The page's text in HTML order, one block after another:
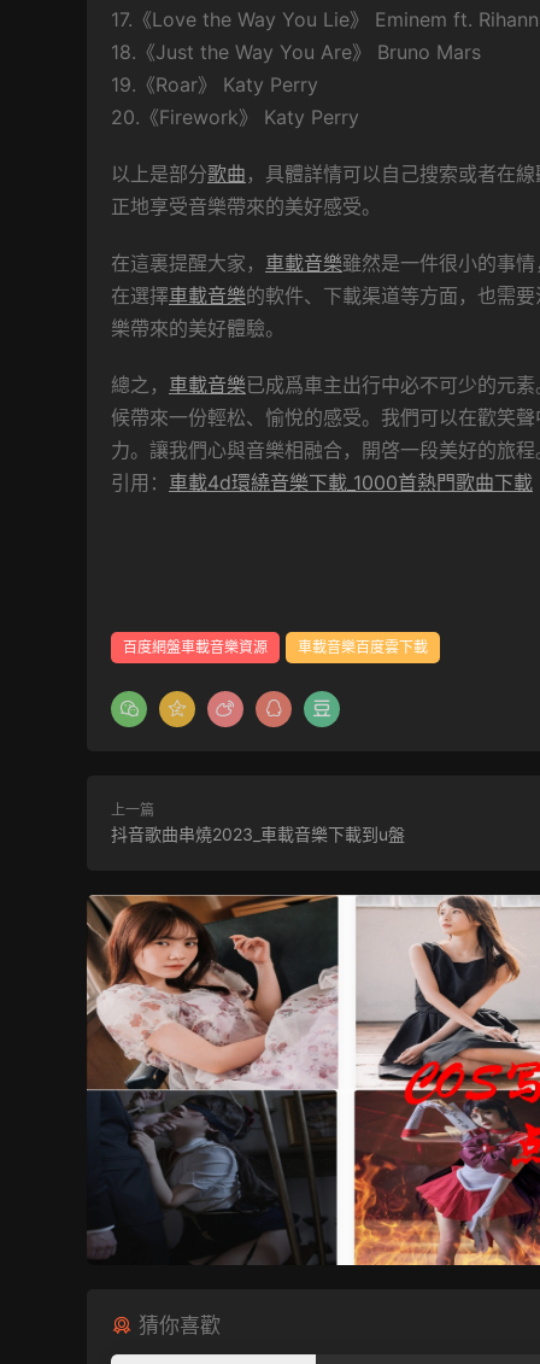
17.《Love the Way You Lie》 Eminem ft.
18.《Just the Way You Are》 Bruno Mars
19.《Roar》 Katy Perry
20.《Firework》 Katy Perry
以上是部分歌曲 ，具體詳情可以自己搜索或者在
正地享受音樂帶來的美好感受。
在這裏提醒大家， 車載音樂雖然是一件很小的事
在選擇車載音樂的軟件、下載渠道等方面，也需
樂帶來的美好體驗。
總之， 車載音樂已成爲車主出行中必不可少的元
候帶來一份輕松、愉悅的感受。我們可以在歡笑
力。讓我們心與音樂相融合，開啓一段美好的旅
引用： 車載4d環繞音樂下載_1000首熱門歌曲下載
百度網盤車載音樂資源 車載音樂百度雲下載
上一篇
抖音歌曲串燒2023_車載音樂下載到u盤
猜你喜歡